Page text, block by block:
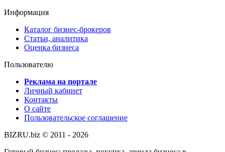
Информация
Каталог бизнес-брокеров
Статьи, аналитика
Оценка бизнеса
Пользователю
Реклама на портале
Личный кабинет
Контакты
О сайте
Пользовательское соглашение
BIZRU.biz © 2011 - 2026